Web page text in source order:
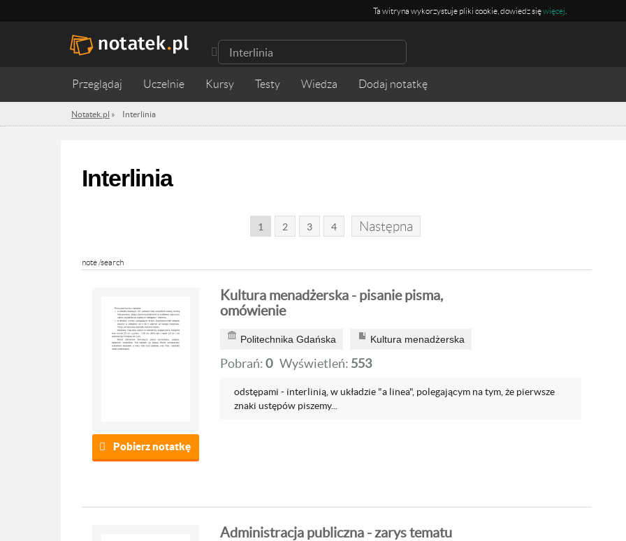
Ta witryna wykorzystuje pliki cookie, dowiedz sięwięcej
Przeglądaj Uczelnie Kursy Testy Wiedza
Notatek.pl » Interlinia
Interlinia
1 2 3 4 Następna
note /search
Pobierz notatkę
Kultura menadżerska - pisanie pisma,
omówienie
Politechnika Gdańska Kultura menadżerska
Pobrań:0 Wyświetleń: 553
odstępami - interlinią, w układzie "a linea", polegającym na tym, że pierwsze
znaki ustępów piszemy...
Administracja publiczna - zarys tematu